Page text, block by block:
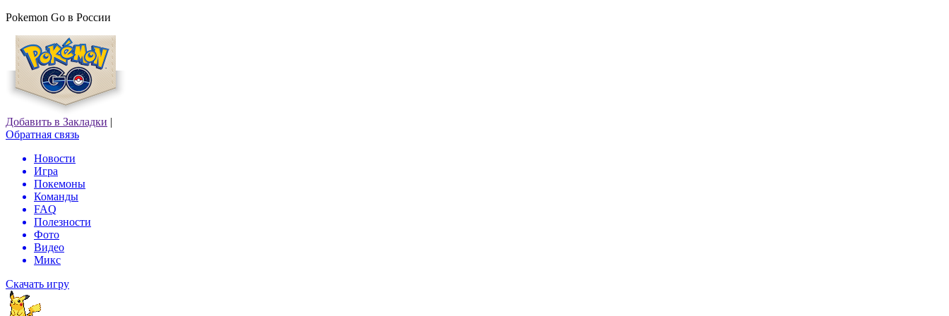
Pokemon Go в России
Добавить в Закладки |
Обратная связь
Новости
Игра
Покемоны
Команды
FAQ
Полезности
Фото
Видео
Микс
Скачать игру